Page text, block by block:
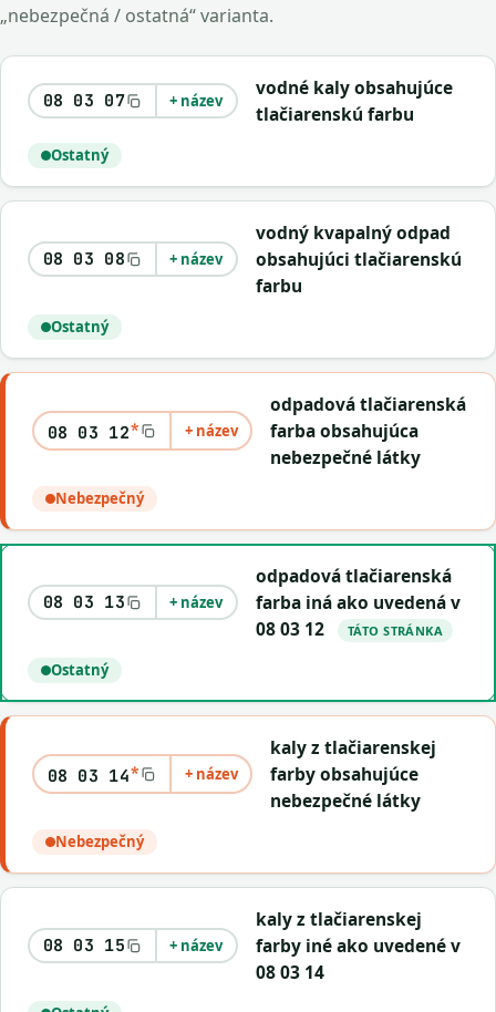
„nebezpečná / ostatná“ varianta.
08 03 07 + název
vodné kaly obsahujúce
tlačiarenskú farbu
Ostatný
08 03 08 + název
vodný kvapalný odpad
obsahujúci tlačiarenskú
farbu
Ostatný
08 03 12* + název
odpadová tlačiarenská
farba obsahujúca
nebezpečné látky
Nebezpečný
08 03 13 + název
odpadová tlačiarenská
farba iná ako uvedená v
08 03 12
TÁTO STRÁNKA
Ostatný
08 03 14* + název
kaly z tlačiarenskej
farby obsahujúce
nebezpečné látky
Nebezpečný
08 03 15 + název
kaly z tlačiarenskej
farby iné ako uvedené v
08 03 14